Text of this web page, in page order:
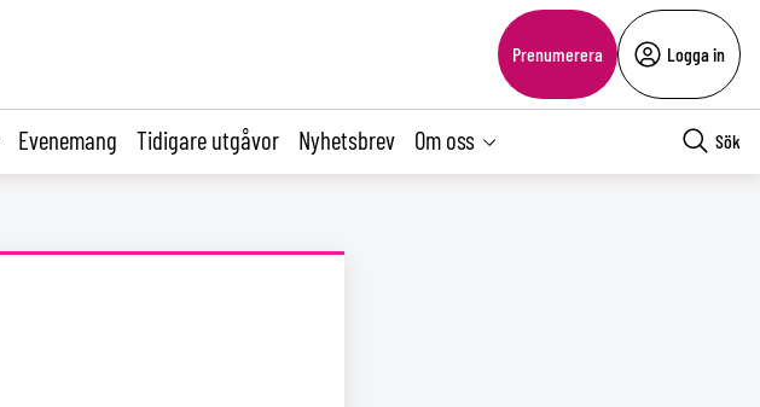
Prenumerera Logga in
Evenemang Tidigare utgåvor Nyhetsbrev Om oss Sök